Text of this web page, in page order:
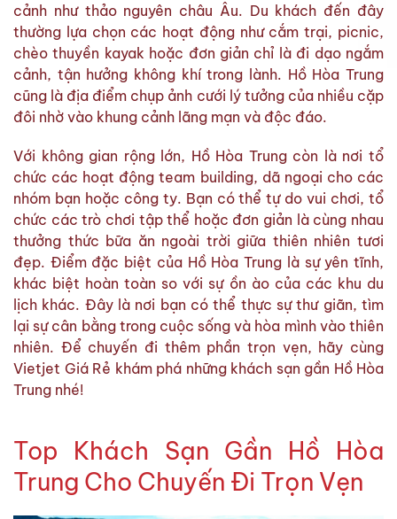
cảnh như thảo nguyên châu Âu. Du khách đến đây
thường lựa chọn các hoạt động như cắm trại, picnic,
chèo thuyền kayak hoặc đơn giản chỉ là đi dạo ngắm
cảnh, tận hưởng không khí trong lành. Hồ Hòa Trung
cũng là địa điểm chụp ảnh cưới lý tưởng của nhiều cặp
đôi nhờ vào khung cảnh lãng mạn và độc đáo.
Với không gian rộng lớn, Hồ Hòa Trung còn là nơi tổ
chức các hoạt động team building, dã ngoại cho các
nhóm bạn hoặc công ty. Bạn có thể tự do vui chơi, tổ
chức các trò chơi tập thể hoặc đơn giản là cùng nhau
thưởng thức bữa ăn ngoài trời giữa thiên nhiên tươi
đẹp. Điểm đặc biệt của Hồ Hòa Trung là sự yên tĩnh,
khác biệt hoàn toàn so với sự ồn ào của các khu du
lịch khác. Đây là nơi bạn có thể thực sự thư giãn, tìm
lại sự cân bằng trong cuộc sống và hòa mình vào thiên
nhiên. Để chuyến đi thêm phần trọn vẹn, hãy cùng
Vietjet Giá Rẻ khám phá những khách sạn gần Hồ Hòa
Trung nhé!
Top Khách Sạn Gần Hồ Hòa
Trung Cho Chuyến Đi Trọn Vẹn